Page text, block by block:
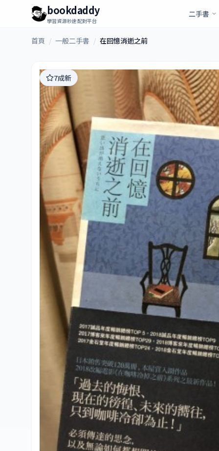
bookdaddy
學習資源秒速配對平台
二手書
首頁 / 一般二手書 / 在回憶消逝之前
7成新